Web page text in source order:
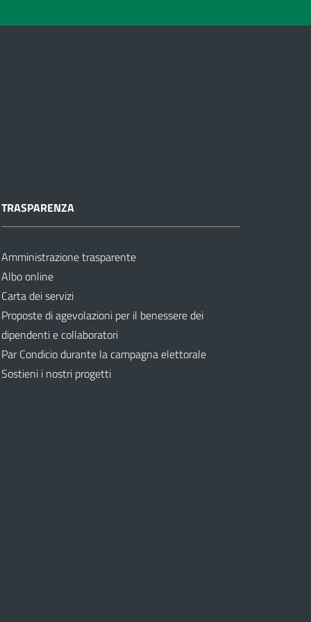
TRASPARENZA
Amministrazione trasparente
Albo online
Carta dei servizi
Proposte di agevolazioni per il benessere dei
dipendenti e collaboratori
Par Condicio durante la campagna elettorale
Sostieni i nostri progetti